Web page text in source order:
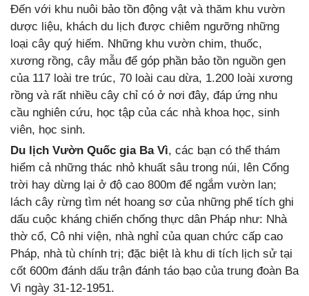
Đến với khu nuôi bảo tồn động vật và thăm khu vườn
dược liệu, khách du lịch được chiêm ngưỡng những
loại cây quý hiếm. Những khu vườn chim, thuốc,
xương rồng, cây mẫu để góp phần bảo tồn nguồn gen
của 117 loài tre trúc, 70 loài cau dừa, 1.200 loài xương
rồng và rất nhiều cây chỉ có ở nơi đây, đáp ứng nhu
cầu nghiên cứu, học tập của các nhà khoa học, sinh
viên, học sinh.
Du lịch Vườn Quốc gia Ba Vì, các bạn có thể thám
hiểm cả những thác nhỏ khuất sâu trong núi, lên Cổng
trời hay dừng lại ở độ cao 800m để ngắm vườn lan;
lách cây rừng tìm nét hoang sơ của những phế tích ghi
dấu cuộc kháng chiến chống thực dân Pháp như: Nhà
thờ cổ, Cô nhi viện, nhà nghỉ của quan chức cấp cao
Pháp, nhà tù chính trị; đặc biệt là khu di tích lịch sử tại
cốt 600m đánh dấu trận đánh táo bạo của trung đoàn Ba
Vì ngày 31-12-1951.